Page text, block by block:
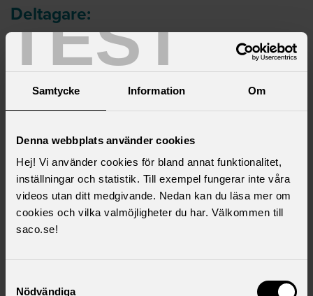
TEST
Samtycke Information Om
Denna webbplats använder cookies
Hej! Vi använder cookies för bland annat funktionalitet,
inställningar och statistik. Till exempel fungerar inte våra
videos utan ditt medgivande. Nedan kan du läsa mer om
cookies och vilka valmöjligheter du har. Välkommen till
saco.se!
Nödvändiga
Deltagare:
Sofia Rydgren Stale, Saco
Therese Svanström, TCO
Mattias Schulstad, LO
Patrick Joyce, Almega
Nina Thoren Forsanker, Ambea
Joakim Ollén, Kunskapsporten
Åsa Wiklund Lång , SKR
Niels Paarup-Petersen (C)
Ludvig Aspling (SD)
Moderator: Jonas Jegers, Almega